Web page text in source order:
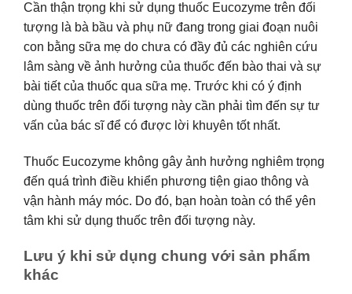
Cần thận trọng khi sử dụng thuốc Eucozyme trên đối
tượng là bà bầu và phụ nữ đang trong giai đoạn nuôi
con bằng sữa mẹ do chưa có đầy đủ các nghiên cứu
lâm sàng về ảnh hưởng của thuốc đến bào thai và sự
bài tiết của thuốc qua sữa mẹ. Trước khi có ý định
dùng thuốc trên đối tượng này cần phải tìm đến sự tư
vấn của bác sĩ để có được lời khuyên tốt nhất.
Thuốc Eucozyme không gây ảnh hưởng nghiêm trọng
đến quá trình điều khiển phương tiện giao thông và
vận hành máy móc. Do đó, bạn hoàn toàn có thể yên
tâm khi sử dụng thuốc trên đối tượng này.
Lưu ý khi sử dụng chung với sản phẩm
khác